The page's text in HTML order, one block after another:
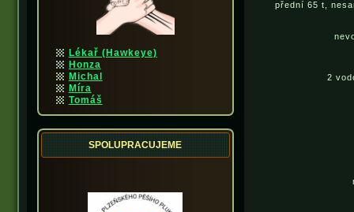
Lékař (Hawkeye)
Honza
Michal
Míra
Tomáš
SPOLUPRACUJEME
přední 65 t,
2